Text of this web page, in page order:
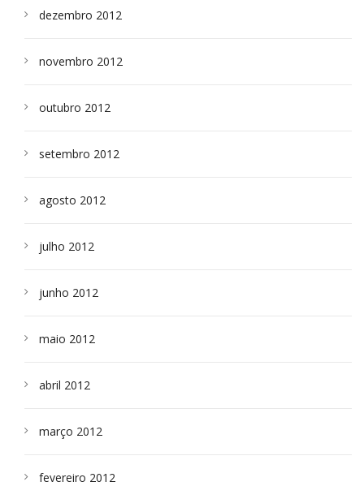
dezembro 2012
novembro 2012
outubro 2012
setembro 2012
agosto 2012
julho 2012
junho 2012
maio 2012
abril 2012
março 2012
fevereiro 2012